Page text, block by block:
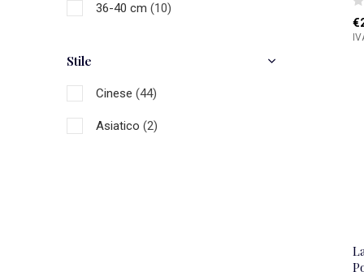
36-40 cm (10)
Stile
Cinese (44)
Asiatico (2)